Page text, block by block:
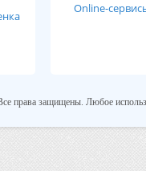
Online-
права защищены. Любое